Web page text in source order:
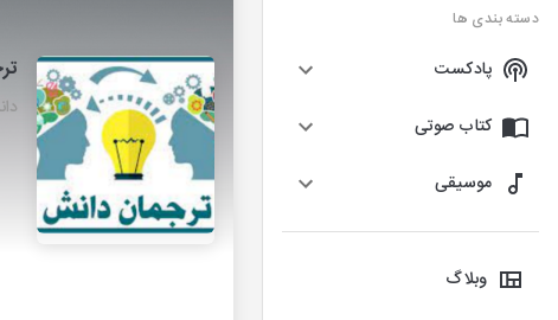
دسته بندی ها
پادکست
کتاب صوتی
موسیقی
وبلاگ